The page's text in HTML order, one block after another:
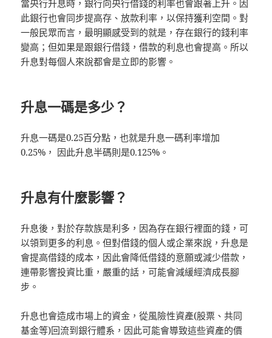
當央行升息時，銀行向央行借錢的利率也會跟著上升。因
此銀行也會同步提高存、放款利率，以保持獲利空間。對
一般民眾而言，最明顯感受到的就是，存在銀行的錢利率
變高；但如果是跟銀行借錢，借款的利息也會提高。所以
升息對每個人來說都會是立即的影響。
升息一碼是多少？
升息一碼是0.25百分點，也就是升息一碼利率增加
0.25%， 因此升息半碼則是0.125%。
升息有什麼影響？
升息後，對於存款族是利多，因為存在銀行裡面的錢，可
以領到更多的利息。但對借錢的個人或企業來說，升息是
會提高借錢的成本，因此會降低借錢的意願或減少借款，
連帶影響投資比重，嚴重的話，可能會減緩經濟成長腳
步。
升息也會造成市場上的資金，從風險性資產(股票、共同
基金等)回流到銀行體系，因此可能會導致這些資產的價